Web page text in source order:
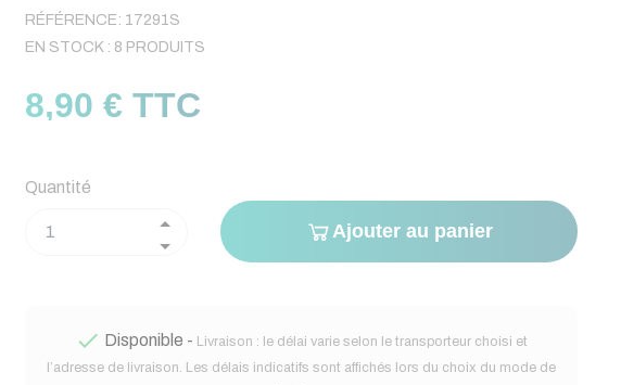
RÉFÉRENCE: 17291S
EN STOCK : 8 PRODUITS
8,90 € TTC
Quantité
Ajouter au panier
 Disponible - Livraison : le délai varie selon le transporteur choisi et
l’adresse de livraison. Les délais indicatifs sont affichés lors du choix du mode de